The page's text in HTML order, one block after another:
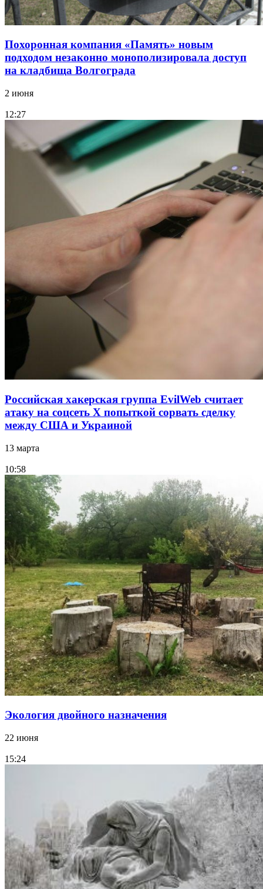
Похоронная компания «Память» новым
подходом незаконно монополизировала доступ
на кладбища Волгограда
2 июня
12:27
Российская хакерская группа EvilWeb считает
атаку на соцсеть Х попыткой сорвать сделку
между США и Украиной
13 марта
10:58
Экология двойного назначения
22 июня
15:24